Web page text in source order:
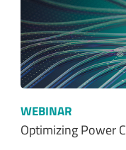
WEBINAR
Optimizing Power